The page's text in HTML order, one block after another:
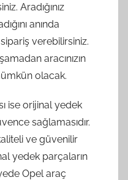
Aradığınız
anında
verebilirsiniz.
aracınızın
olacak.
ise orijinal yedek
sağlamasıdır.
ve güvenilir
yedek parçaların
Opel araç